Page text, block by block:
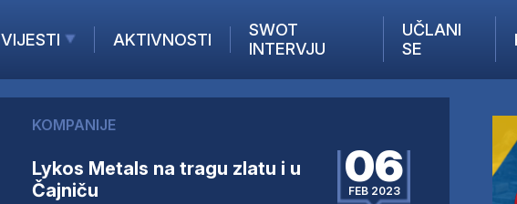
VIJESTI
AKTUELNO
KOMPANIJE
FINANSIJE
IZ STRANIH MEDIJA
AKTIVNOSTI
SWOT
INTERVJU
UČLANI
SE
KOMPANIJE
Lykos Metals na tragu zlatu i u
Čajniču
06
FEB 2023